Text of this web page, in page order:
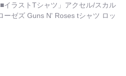
イラストTシャツ」アクセル/スカル
ーゼズ Guns N' Roses tシャツ ロッ